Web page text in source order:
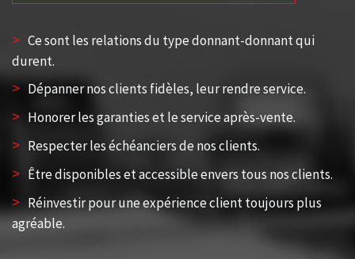
> Ce sont les relations du type donnant-donnant qui
durent.
> Dépanner nos clients fidèles, leur rendre service.
> Honorer les garanties et le service après-vente.
> Respecter les échéanciers de nos clients.
> Être disponibles et accessible envers tous nos clients.
> Réinvestir pour une expérience client toujours plus
agréable.